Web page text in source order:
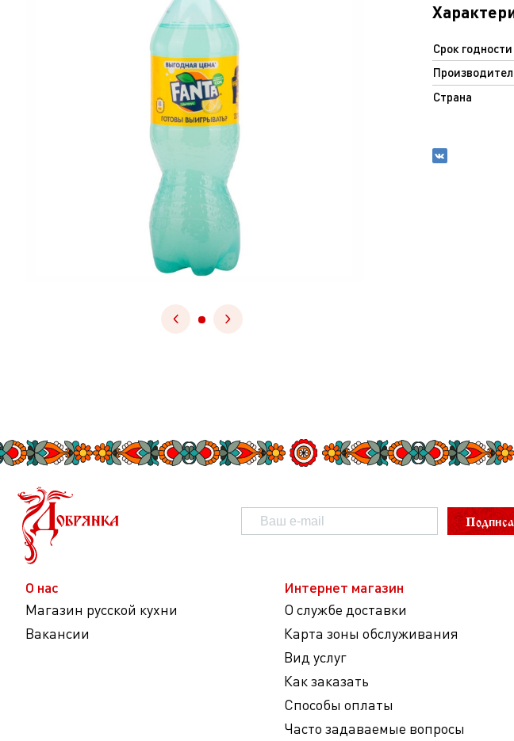
Срок годности
Страна
О нас
Магазин русской кухни
Вакансии
Интернет магазин
О службе доставки
Карта зоны обслуживания
Вид услуг
Как заказать
Способы оплаты
Часто задаваемые вопросы